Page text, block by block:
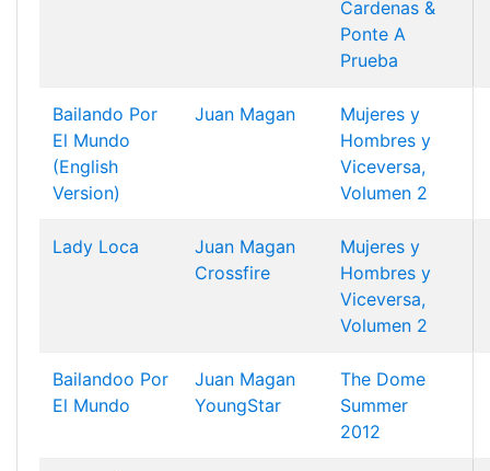
Cardenas &
Ponte A
Prueba
Bailando Por
El Mundo
(English
Version)
Juan Magan
Mujeres y
Hombres y
Viceversa,
Volumen 2
Lady Loca
Juan Magan
Crossfire
Mujeres y
Hombres y
Viceversa,
Volumen 2
Bailandoo Por
El Mundo
Juan Magan
YoungStar
The Dome
Summer
2012